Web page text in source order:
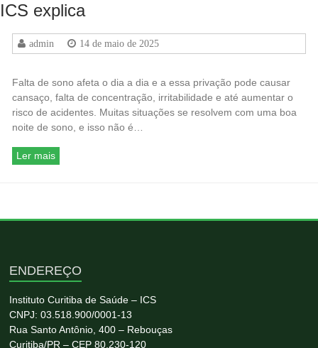
ICS explica
admin 14 de maio de 2025
Falta de sono afeta o dia a dia e a essa privação pode causar
cansaço, falta de concentração, irritabilidade e até aumentar o
risco de acidentes. Muitas situações se resolvem com uma boa
noite de sono, e isso não é…
Ler mais
ENDEREÇO
Instituto Curitiba de Saúde – ICS
CNPJ: 03.518.900/0001-13
Rua Santo Antônio, 400 – Rebouças
Curitiba/PR – CEP 80.230-120